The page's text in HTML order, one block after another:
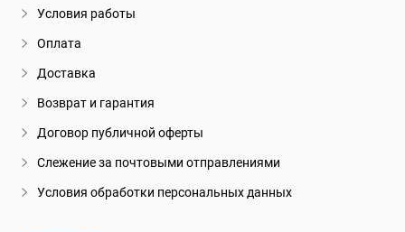
Условия работы
Оплата
Доставка
Возврат и гарантия
Договор публичной оферты
Слежение за почтовыми отправлениями
Условия обработки персональных данных